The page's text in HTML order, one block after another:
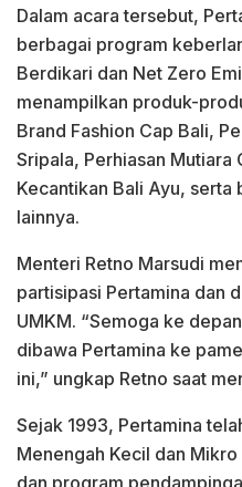
Dalam acara tersebut,
berbagai program
Berdikari dan Net Zero
menampilkan produk-
Brand Fashion Cap Bali,
Sripala, Perhiasan Mutiara
Kecantikan Bali Ayu,
lainnya.
Menteri Retno Marsudi
partisipasi Pertamina dan
UMKM. “Semoga ke
dibawa Pertamina ke
ini,” ungkap Retno saat
Sejak 1993, Pertamina
Menengah Kecil dan
dan program